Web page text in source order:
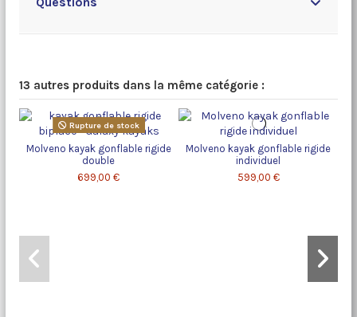
13 autres produits dans la même catégorie :
Rupture de stock
Molveno kayak gonflable rigide
double
699,00 €
Molveno kayak gonflable rigide
individuel
599,00 €